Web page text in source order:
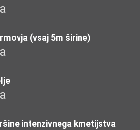
(vsaj 5m širine)
intenzivnega kmetijstva